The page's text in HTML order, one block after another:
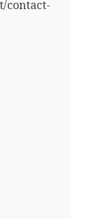
contact-